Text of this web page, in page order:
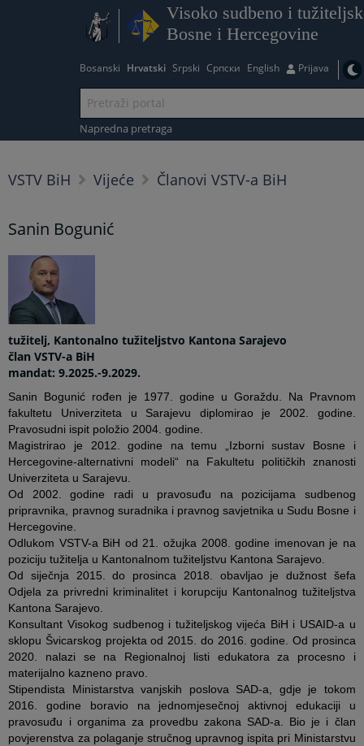
Visoko sudbeno i
Bosne i Hercegovine
Bosanski Hrvatski Srpski Српски English Prijava
Napredna pretraga
VSTV BiH Vijeće Članovi VSTV-a BiH
Sanin Bogunić
tužitelj, Kantonalno tužiteljstvo Kantona Sarajevo
član VSTV-a BiH
mandat: 9.2025.-9.2029.
Sanin Bogunić rođen je 1977. godine u Goraždu. Na Pravnom
fakultetu Univerziteta u Sarajevu diplomirao je 2002. godine.
Pravosudni ispit položio 2004. godine.
Magistrirao je 2012. godine na temu „Izborni sustav Bosne i
Hercegovine-alternativni modeli“ na Fakultetu političkih znanosti
Univerziteta u Sarajevu.
Od 2002. godine radi u pravosuđu na pozicijama sudbenog
pripravnika, pravnog suradnika i pravnog savjetnika u Sudu Bosne i
Hercegovine.
Odlukom VSTV-a BiH od 21. ožujka 2008. godine imenovan je na
poziciju tužitelja u Kantonalnom tužiteljstvu Kantona Sarajevo.
Od siječnja 2015. do prosinca 2018. obavljao je dužnost šefa
Odjela za privredni kriminalitet i korupciju Kantonalnog tužiteljstva
Kantona Sarajevo.
Konsultant Visokog sudbenog i tužiteljskog vijeća BiH i USAID-a u
sklopu Švicarskog projekta od 2015. do 2016. godine. Od prosinca
2020. nalazi se na Regionalnoj listi edukatora za procesno i
materijalno kazneno pravo.
Stipendista Ministarstva vanjskih poslova SAD-a, gdje je tokom
2016. godine boravio na jednomjesečnoj aktivnoj edukaciji u
pravosuđu i organima za provedbu zakona SAD-a. Bio je i član
povjerenstva za polaganje stručnog upravnog ispita pri Ministarstvu